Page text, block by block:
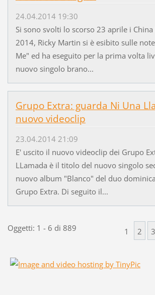
24.04.2014 19:30
Si sono svolti lo scorso 23 aprile i
2014, Ricky Martin si è esibito sulle
Me" ed ha eseguito per la prima volta
nuovo singolo brano...
Grupo Extra: guarda Ni Una
nuovo videoclip
23.04.2014 21:09
E' uscito il nuovo videoclip dei Grupo
LLamada è il titolo del nuovo singolo
nuovo album "Blanco" del duo
Grupo Extra. Di seguito il...
Oggetti: 1 - 6 di 889 1 2 3